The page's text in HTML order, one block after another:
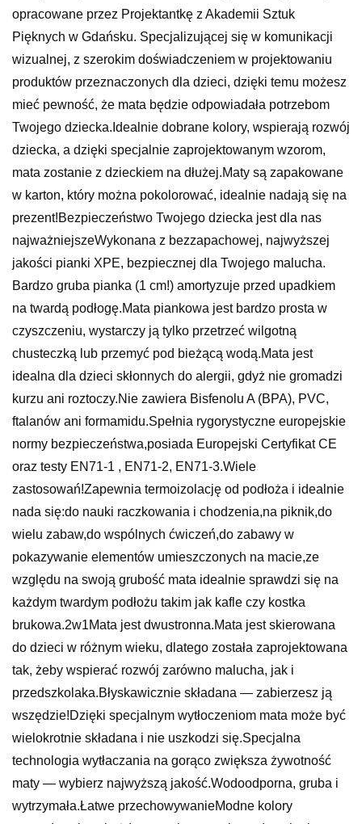
opracowane przez Projektantkę z Akademii Sztuk
Pięknych w Gdańsku. Specjalizującej się w komunikacji
wizualnej, z szerokim doświadczeniem w projektowaniu
produktów przeznaczonych dla dzieci, dzięki temu możesz
mieć pewność, że mata będzie odpowiadała potrzebom
Twojego dziecka.Idealnie dobrane kolory, wspierają rozwój
dziecka, a dzięki specjalnie zaprojektowanym wzorom,
mata zostanie z dzieckiem na dłużej.Maty są zapakowane
w karton, który można pokolorować, idealnie nadają się na
prezent!Bezpieczeństwo Twojego dziecka jest dla nas
najważniejszeWykonana z bezzapachowej, najwyższej
jakości pianki XPE, bezpiecznej dla Twojego malucha.
Bardzo gruba pianka (1 cm!) amortyzuje przed upadkiem
na twardą podłogę.Mata piankowa jest bardzo prosta w
czyszczeniu, wystarczy ją tylko przetrzeć wilgotną
chusteczką lub przemyć pod bieżącą wodą.Mata jest
idealna dla dzieci skłonnych do alergii, gdyż nie gromadzi
kurzu ani roztoczy.Nie zawiera Bisfenolu A (BPA), PVC,
ftalanów ani formamidu.Spełnia rygorystyczne europejskie
normy bezpieczeństwa,posiada Europejski Certyfikat CE
oraz testy EN71-1 , EN71-2, EN71-3.Wiele
zastosowań!Zapewnia termoizolację od podłoża i idealnie
nada się:do nauki raczkowania i chodzenia,na piknik,do
wielu zabaw,do wspólnych ćwiczeń,do zabawy w
pokazywanie elementów umieszczonych na macie,ze
względu na swoją grubość mata idealnie sprawdzi się na
każdym twardym podłożu takim jak kafle czy kostka
brukowa.2w1Mata jest dwustronna.Mata jest skierowana
do dzieci w różnym wieku, dlatego została zaprojektowana
tak, żeby wspierać rozwój zarówno malucha, jak i
przedszkolaka.Błyskawicznie składana — zabierzesz ją
wszędzie!Dzięki specjalnym wytłoczeniom mata może być
wielokrotnie składana i nie uszkodzi się.Specjalna
technologia wytłaczania na gorąco zwiększa żywotność
maty — wybierz najwyższą jakość.Wodoodporna, gruba i
wytrzymała.Łatwe przechowywanieModne kolory